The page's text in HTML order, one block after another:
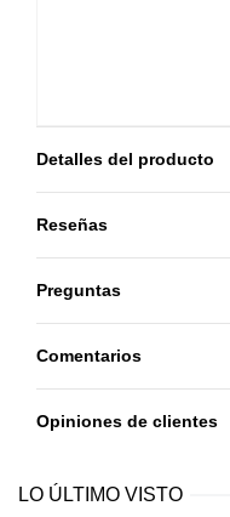
Detalles del producto
Reseñas
Preguntas
Comentarios
Opiniones de clientes
LO ÚLTIMO VISTO